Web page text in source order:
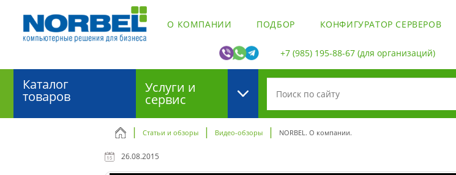
О КОМПАНИИ ПОДБОР КОНФИГУРАТОР СЕРВЕРОВ
+7 (985) 195-88-67(для организаций)
Каталог
товаров
Услуги и
сервис
Статьи и обзоры Видео-обзоры NORBEL. О компании.
26.08.2015